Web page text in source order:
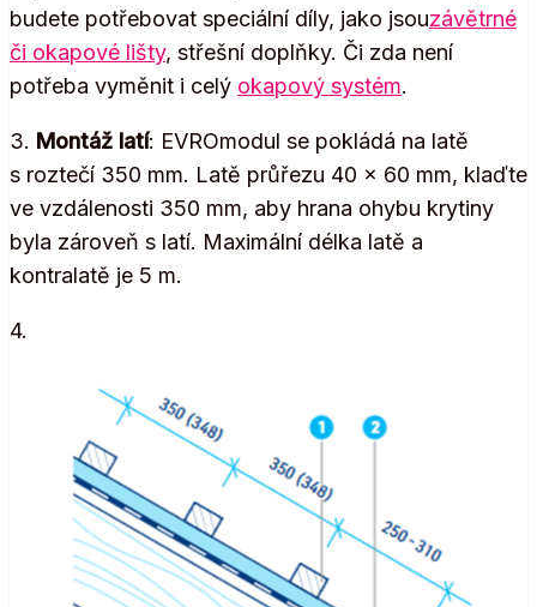
budete potřebovat speciální díly, jako jsouzávětrné
či okapové lišty, střešní doplňky. Či zda není
potřeba vyměnit i celý okapový systém.
3. Montáž latí: EVROmodul se pokládá na latě
s roztečí 350 mm. Latě průřezu 40 x 60 mm, klaďte
ve vzdálenosti 350 mm, aby hrana ohybu krytiny
byla zároveň s latí. Maximální délka latě a
kontralatě je 5 m.
4.